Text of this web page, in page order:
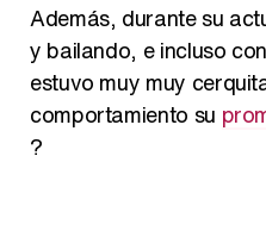
Además, durante su
y bailando, e incluso
estuvo muy muy
comportamiento su
?